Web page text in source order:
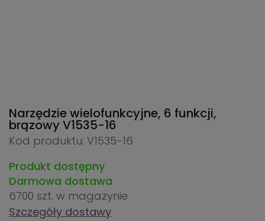
Narzędzie wielofunkcyjne, 6 funkcji,
brązowyV1535-16
Kod produktu: V1535-16
Produkt dostępny
Darmowa dostawa
6700 szt. w magazynie
Szczegóły dostawy